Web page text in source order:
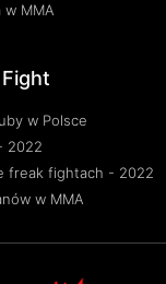
w MMA
w Polsce
2022
freak fightach - 2022
w MMA